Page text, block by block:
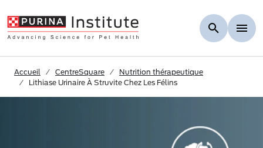
Accueil CentreSquare
Nutrition thérapeutique
Lithiase Urinaire À Struvite Chez Les Félins